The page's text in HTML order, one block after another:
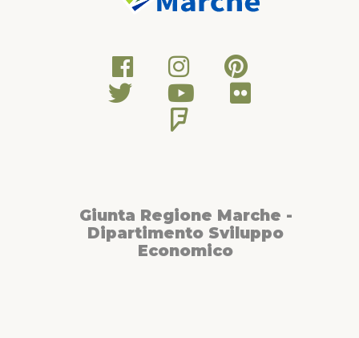
media diffcoltà che termina in c.da Monterone, da cui si può
boschetto, fino al fosso Cupaggio, dal quale si risale
immediatamente per c.da Giardino e si ridiscende nei pressi
di un'antica fonte paesana denominata fonte vecchia.Da li si
risale sulla provinciale Maceratese, si svolta a sinistra per fare
ritorno alla piazza principale del paese ed alle auto. Nel
Giunta Regione Marche -
Dipartimento Sviluppo
Economico